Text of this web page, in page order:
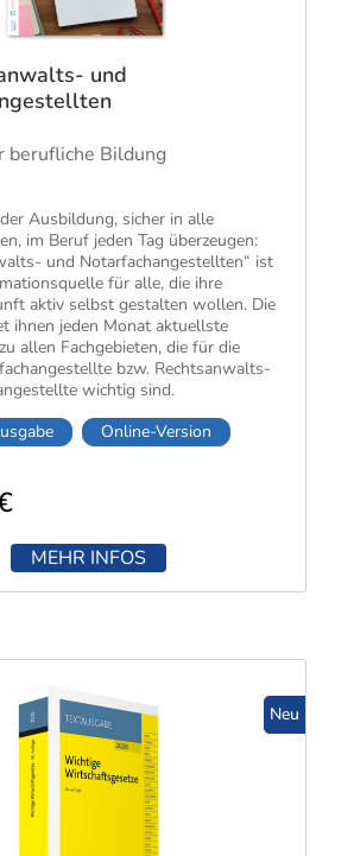
und
berufliche Bildung
Ausbildung, sicher in alle
im Beruf jeden Tag überzeugen:
und Notarfachangestellten“ ist
für alle, die ihre
aktiv selbst gestalten wollen. Die
ihnen jeden Monat aktuellste
allen Fachgebieten, die für die
bzw. Rechtsanwalts-
wichtig sind.
Online-Version
MEHR INFOS
Neu